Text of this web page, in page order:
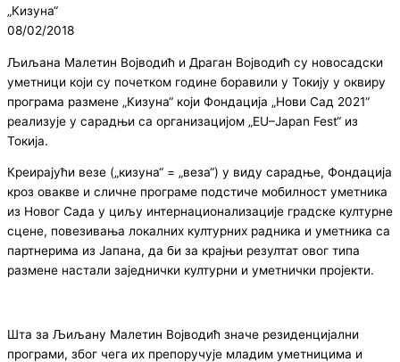
„Кизуна“
08/02/2018
Љиљана Малетин Војводић и Драган Војводић су новосадски
уметници који су почетком године боравили у Токију у оквиру
програма размене „Кизуна“ који Фондација „Нови Сад 2021“
реализује у сарадњи са организацијом „EU–Japan Fest“ из
Токија.
Креирајући везе („кизуна“ = „веза“) у виду сарадње, Фондација
кроз овакве и сличне програме подстиче мобилност уметника
из Новог Сада у циљу интернационализације градске културне
сцене, повезивања локалних културних радника и уметника са
партнерима из Јапана, да би за крајњи резултат овог типа
размене настали заједнички културни и уметнички пројекти.
Шта за Љиљану Малетин Војводић значе резиденцијални
програми, због чега их препоручује младим уметницима и